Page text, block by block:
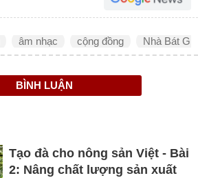
âm nhạc cộng đồng Nhà Bát
BÌNH LUẬN
Tạo đà cho nông sản Việt - Bài
2: Nâng chất lượng sản xuất